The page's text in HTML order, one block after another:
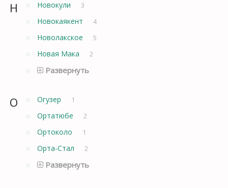
Н Новокули 3
Новокаякент 4
Новолакское 5
Новая Мака 2
Развернуть
О Огузер 1
Ортатюбе 2
Ортоколо 1
Орта-Стал 2
Развернуть